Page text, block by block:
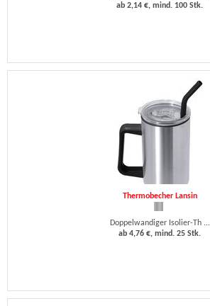
ab 2,14 €, mind. 100 Stk.
Thermobecher Lansin
Doppelwandiger Isolier-Th ...
ab 4,76 €, mind. 25 Stk.